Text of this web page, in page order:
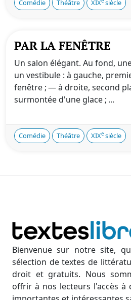
Comédie Théâtre XIX siècle
PAR LA FENÊTRE
Un salon élégant. Au fond,
un vestibule : à gauche,
fenêtre ; — à droite, second
surmontée d'une glace ; ...
Comédie Théâtre XIXe siècle
Bienvenue sur notre site,
sélection de textes de
droit et gratuits. Nous
offrir à nos lecteurs l'accès